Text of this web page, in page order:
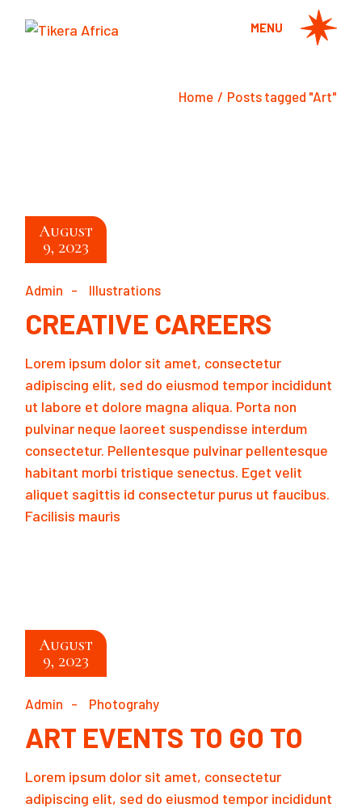
MENU
Home Posts tagged "Art"
August
9, 2023
Admin Illustrations
CREATIVE CAREERS
Lorem ipsum dolor sit amet, consectetur
adipiscing elit, sed do eiusmod tempor incididunt
ut labore et dolore magna aliqua. Porta non
pulvinar neque laoreet suspendisse interdum
consectetur. Pellentesque pulvinar pellentesque
habitant morbi tristique senectus. Eget velit
aliquet sagittis id consectetur purus ut faucibus.
Facilisis mauris
August
9, 2023
Admin Photograhy
ART EVENTS TO GO TO
Lorem ipsum dolor sit amet, consectetur
adipiscing elit, sed do eiusmod tempor incididunt